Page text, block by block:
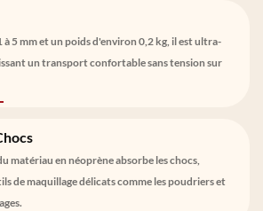
à 5 mm et un poids d'environ 0,2 kg, il est ultra-
un transport confortable sans tension sur
matériau en néoprène absorbe les chocs,
de maquillage délicats comme les poudriers et